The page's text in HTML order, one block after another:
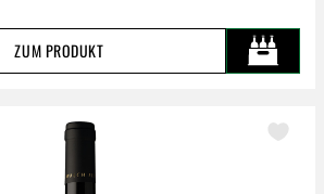
ZUM PRODUKT